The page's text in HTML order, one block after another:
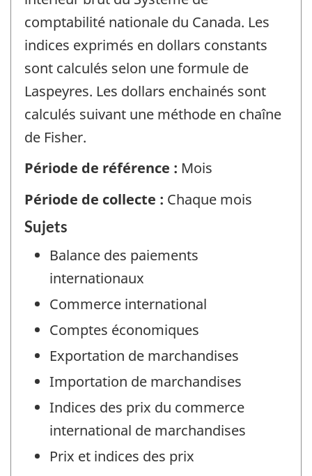
comptabilité nationale du Canada. Les
indices exprimés en dollars constants
sont calculés selon une formule de
Laspeyres. Les dollars enchainés sont
calculés suivant une méthode en chaîne
de Fisher.
Période de référence : Mois
Période de collecte : Chaque mois
Sujets
Balance des paiements
internationaux
Commerce international
Comptes économiques
Exportation de marchandises
Importation de marchandises
Indices des prix du commerce
international de marchandises
Prix et indices des prix